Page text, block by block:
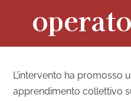
L’intervento ha promosso
apprendimento collettivo